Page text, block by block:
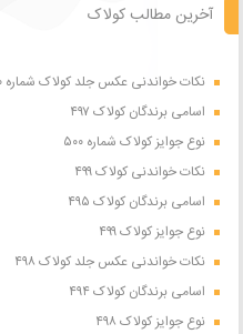
آخرین مطالب کولاک
نکات خواندنی عکس جلد کولاک شماره ۵۰۰
اسامی برندگان کولاک ۴۹۷
نوع جوایز کولاک شماره ۵۰۰
نکات خواندنی کولاک ۴۹۹
اسامی برندگان کولاک ۴۹۵
نوع جوایز کولاک ۴۹۹
نکات خواندنی عکس جلد کولاک ۴۹۸
اسامی برندگان کولاک ۴۹۴
نوع جوایز کولاک ۴۹۸